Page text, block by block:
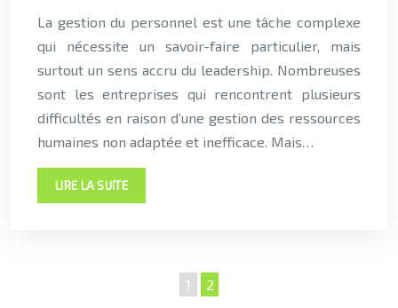
La gestion du personnel est une tâche complexe
qui nécessite un savoir-faire particulier, mais
surtout un sens accru du leadership. Nombreuses
sont les entreprises qui rencontrent plusieurs
difficultés en raison d’une gestion des ressources
humaines non adaptée et inefficace. Mais…
LIRE LA SUITE
1 2